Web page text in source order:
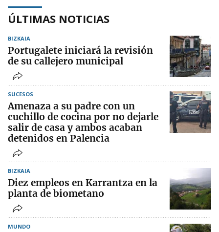
ÚLTIMAS NOTICIAS
BIZKAIA
Portugalete iniciará la revisión
de su callejero municipal
SUCESOS
Amenaza a su padre con un
cuchillo de cocina por no dejarle
salir de casa y ambos acaban
detenidos en Palencia
BIZKAIA
Diez empleos en Karrantza en la
planta de biometano
MUNDO